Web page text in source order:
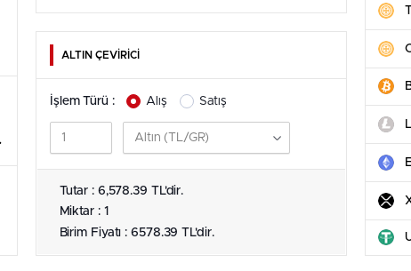
ALTIN ÇEVİRİCİ
İşlem Türü : Alış Satış
Tutar : 6,578.39 TL'dir.
Miktar : 1
Birim Fiyatı : 6578.39 TL'dir.